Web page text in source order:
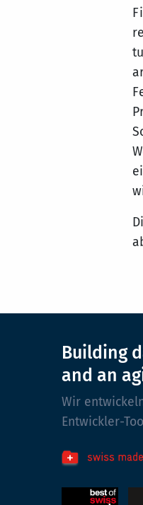
Building
and an
Wir
Entwickler-